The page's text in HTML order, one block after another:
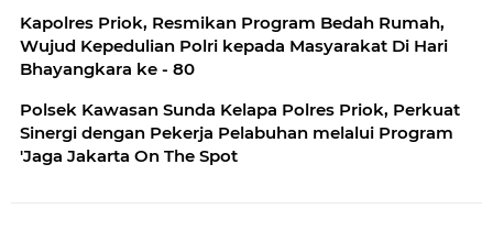
Kapolres Priok, Resmikan Program Bedah Rumah,
Wujud Kepedulian Polri kepada Masyarakat Di Hari
Bhayangkara ke - 80
Polsek Kawasan Sunda Kelapa Polres Priok, Perkuat
Sinergi dengan Pekerja Pelabuhan melalui Program
'Jaga Jakarta On The Spot